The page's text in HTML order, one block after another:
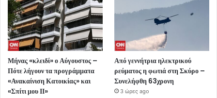
Μήνας «κλειδί» ο Αύγουστος –
Πότε λήγουν τα προγράμματα
«Ανακαίνιση Κατοικίας» και
«Σπίτι μου ΙΙ»
Από γεννήτρια ηλεκτρικού
ρεύματος η φωτιά στη Σκύρο –
Συνελήφθη 63χρονη
3 ώρες ago